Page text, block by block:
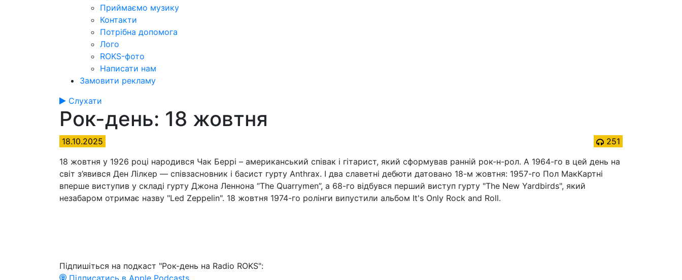
Приймаємо музику
Контакти
Потрібна допомога
Лого
ROKS-фото
Написати нам
Замовити рекламу
Слухати
Рок-день: 18 жовтня
18.10.2025
251
18 жовтня у 1926 році народився Чак Беррі – американський співак і гітарист, який сформував ранній рок-н-рол. А 1964-го в цей день на
світ з’явився Ден Лілкер — співзасновник і басист гурту Anthrax. І два славетні дебюти датовано 18-м жовтня: 1957-го Пол МакКартні
вперше виступив у складі гурту Джона Леннона “The Quarrymen”, а 68-го відбувся перший виступ гурту "The New Yardbirds", який
незабаром отримає назву "Led Zeppelin". 18 жовтня 1974-го ролінги випустили альбом It's Only Rock and Roll.
Підпишіться на подкаст "Рок-день на Radio ROKS":
Підписатись в Apple Podcasts